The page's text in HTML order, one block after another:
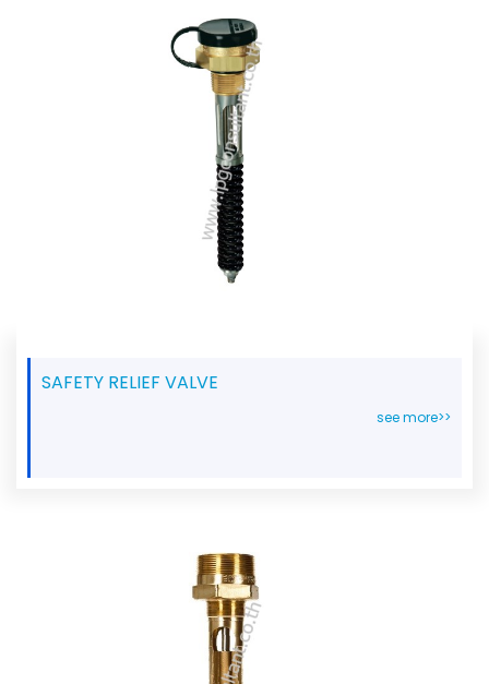
SAFETY RELIEF VALVE
see more>>